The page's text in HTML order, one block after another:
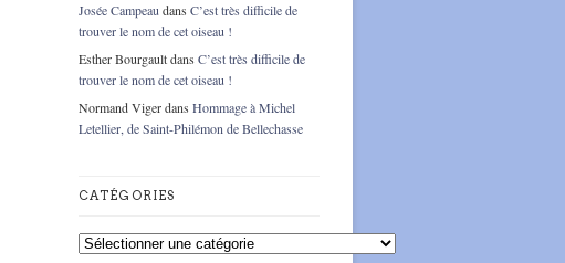
Josée Campeau dans C’est très difficile de
trouver le nom de cet oiseau !
Esther Bourgaultdans C’est très difficile de
trouver le nom de cet oiseau !
Normand Vigerdans Hommage à Michel
Letellier, de Saint-Philémon de Bellechasse
CATÉGORIES